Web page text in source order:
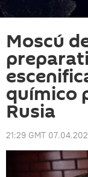
Moscú
químico
Rusia
21:29 GMT